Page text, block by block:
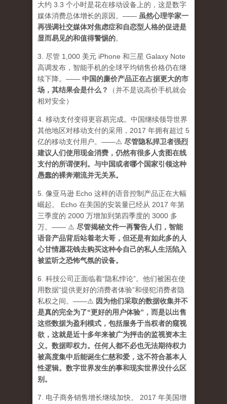
大约 3.3 个小时是花在移动设备上的，这是数字
媒体消费总体增长的原因。—— 虽然心理学家一
再强调社交媒体对焦虑症和自恋型人格的促进是
显而易见的和值得警惕的。
3. 尽管 1,000 美元 iPhone 和三星 Galaxy Note
高调发布，智能手机的全球平均销售价格仍在继
续下降。—— 中国的廉价产品正在占据更大的市
场，其结果会是什么？
（并不是说高价手机就会
相对安全）
4. 移动支付变得更容易完成。中国继续领导世界
其他地区对移动支付的采用，2017 年拥有超过 5
亿的移动支付用户。——⚠️ 尽管隐私捍卫者强烈
建议人们使用现金消费，仍然有很多人贪图在线
支付的所谓便利。与中国或者哪个国家引领这种
愚蠢的裸奔潮流并无关系。
5. 像亚马逊 Echo 这样的语音控制产品正在大幅
崛起。 Echo 在美国的安装量已经从 2017 年第
三季度的 2000 万增加到第四季度的 3000 多
万。—— ⚠️ 尽管揭秘文件一再警告人们，智能
语音产品背后站着老大哥，但还是有如此多的人
心甘情愿花钱去购买这种令自己的私人生活陷入
被监听之恐怖气氛的设备。
6. 科技公司正面临着“隐私悖论”。他们被困在使
用数据“提供更好的消费者体验”和侵犯消费者隐
私权之间。——⚠️ 因为他们采取的数据收集并不
是真的完全为了“更好的用户体验”，而是以出售
这些数据为盈利模式，包括服务于当权者的窥视
欲，这就是近十多年来被广为抨击的监视资本主
义。数据即权力。任何人都不必也无法期待权力
被高度集中后能诞生仁慈和爱，这不符合基本人
性逻辑。数字世界发生的事和现实世界没什么区
别。
7. 电子商务销售增长继续加快。 2017 年美国增